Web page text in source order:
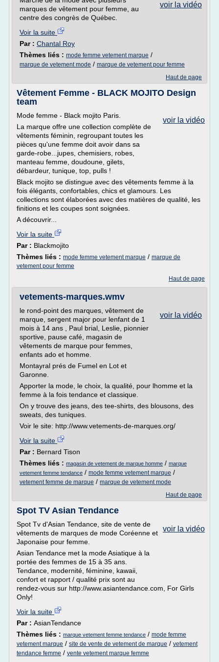
voir la vidéo
marques de vêtement pour femme, au
centre des congrès de Québec.
Voir la suite
Par : Chantal Roy
Thèmes liés : mode femme vetement marque /
marque de vetement mode / marque de vetement pour femme
Haut de page
Vêtement Femme - BLACK MOJITO Design
team
voir la vidéo
Mode femme - Black mojito Paris.
La marque offre une collection complète de
vêtements féminin, regroupant toutes les
pièces qu'une femme doit avoir dans sa
garde-robe...jupes, chemisiers, robes,
manteau femme, doudoune, gilets,
débardeur, tunique, top, pulls !
Black mojito se distingue avec des vêtements femme à la
fois élégants, confortables, chics et glamours. Les
collections sont élaborées avec des matières de qualité, les
finitions et les coupes sont soignées.
A découvrir...
Voir la suite
Par : Blackmojito
Thèmes liés : mode femme vetement marque / marque de
vetement pour femme
Haut de page
vetements-marques.wmv
voir la vidéo
le rond-point des marques, vêtement de
marque, sergent major pour lenfant de 1
mois à 14 ans , Paul brial, Leslie, pionnier
sportive, pause café, magasin de
vêtements de marque pour femmes,
enfants ado et homme.
Montayral prés de Fumel en Lot et
Garonne.
Apporter la mode, le choix, la qualité, pour lhomme et la
femme à la fois tendance et classique.
On y trouve des jeans, des tee-shirts, des blousons, des
sweats, des tuniques.
Voir le site: http://www.vetements-de-marques.org/
Voir la suite
Par : Bernard Tison
Thèmes liés : magasin de vetement de marque homme / marque
vetement femme tendance / mode femme vetement marque /
vetement femme de marque / marque de vetement mode
Haut de page
Spot TV Asian Tendance
voir la vidéo
Spot Tv d'Asian Tendance, site de vente de
vêtements de marques de mode Coréenne et
Japonaise pour femme.
Asian Tendance met la mode Asiatique à la
portée des femmes de 15 à 35 ans.
Tendance, modernité, féminine, kawaii,
confort et rapport / qualité prix sont au
rendez-vous sur http://www.asiantendance.com, For Girls
Only!
Voir la suite
Par : AsianTendance
Thèmes liés : marque vetement femme tendance / mode femme
vetement marque / site de vente de vetement de marque / vetement
tendance femme / vente vetement marque femme